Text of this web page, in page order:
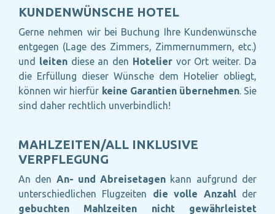
KUNDENWÜNSCHE HOTEL
Gerne nehmen wir bei Buchung Ihre Kundenwünsche
entgegen (Lage des Zimmers, Zimmernummern, etc.)
und leitendiese an den Hoteliervor Ort weiter. Da
die Erfüllung dieser Wünsche dem Hotelier obliegt,
können wir hierfür keine Garantien übernehmen. Sie
sind daher rechtlich unverbindlich!
MAHLZEITEN/ALL INKLUSIVE
VERPFLEGUNG
An den An- und Abreisetagen kann aufgrund der
unterschiedlichen Flugzeiten die volle Anzahl der
gebuchten Mahlzeiten
nicht gewährleistet